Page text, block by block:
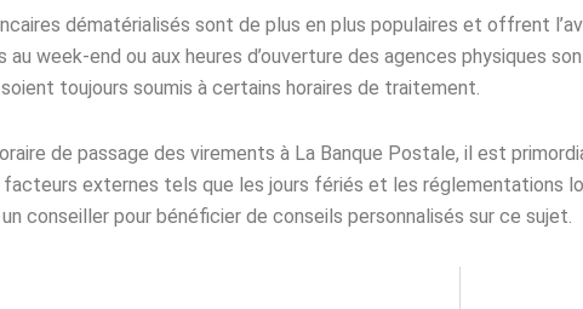
dématérialisés sont de plus en plus populaires et offrent
au week-end ou aux heures d’ouverture des agences physiques
toujours soumis à certains horaires de traitement.
de passage des virements à La Banque Postale, il est
facteurs externes tels que les jours fériés et les réglementations
conseiller pour bénéficier de conseils personnalisés sur ce sujet.